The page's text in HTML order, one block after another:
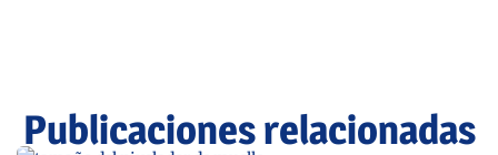
Publicaciones relacionadas